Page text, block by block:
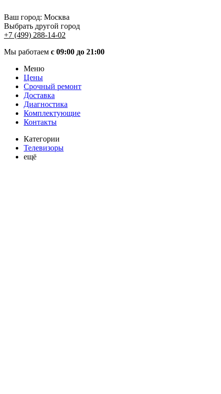
Ваш город: Москва
Выбрать другой город
+7 (499) 288-14-02
Мы работаем с 09:00 до 21:00
Меню
Цены
Срочный ремонт
Доставка
Диагностика
Комплектующие
Контакты
Категории
Телевизоры
ещё